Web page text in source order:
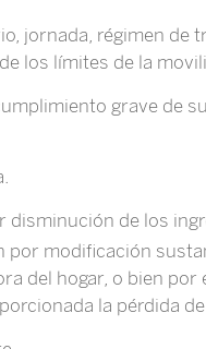
jornada, régimen de
los límites de la
grave de
disminución de los
modificación
del hogar, o bien
la pérdida